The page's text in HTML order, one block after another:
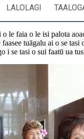
LALOLAGI
le faia o le isi palota
faasee tuāgalu ai o se
i se tasi o sui faatū ua